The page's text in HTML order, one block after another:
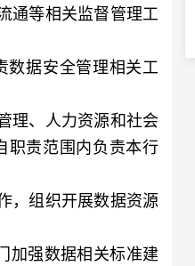
等相关监督管理工
据安全管理相关工
理、人力资源和社会
职责范围内负责本行
，组织开展数据资源
加强数据相关标准建